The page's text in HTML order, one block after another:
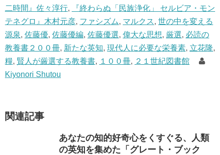
二時間』佐々淳行,
『終わらぬ「民族浄化」 セルビア・モン
テネグロ』木村元彦, ファシズム, マルクス, 世の中を変える
源泉, 佐藤優, 佐藤優編, 佐藤優選, 偉大な思想, 厳選, 必読の
教養書２００冊, 新たな英知, 現代人に必要な栄養素, 立花隆,
糧, 賢人が厳選する教養書, １００冊, ２１世紀図書館
Kiyonori Shutou
関連記事
あなたの知的好奇心をくすぐる、人類
の英知を集めた「グレート・ブック